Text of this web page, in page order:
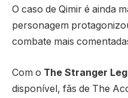
O caso de Qimir é ainda
personagem
combate mais
Com o The Stranger
disponível, fãs de The